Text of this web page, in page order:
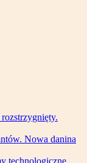
Nowa danina
technologiczne.